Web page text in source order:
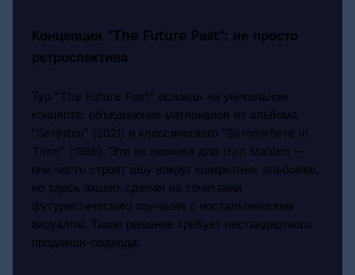
Концепция "The Future Past": не просто
ретроспектива
Тур "The Future Past" основан на уникальном
концепте: объединение материалов из альбома
"Senjutsu" (2021) и классического "Somewhere in
Time" (1986). Это не новинка для Iron Maiden —
они часто строят шоу вокруг конкретных альбомов,
но здесь акцент сделан на сочетании
футуристического звучания с ностальгическим
визуалом. Такое решение требует нестандартного
продакшн-подхода: